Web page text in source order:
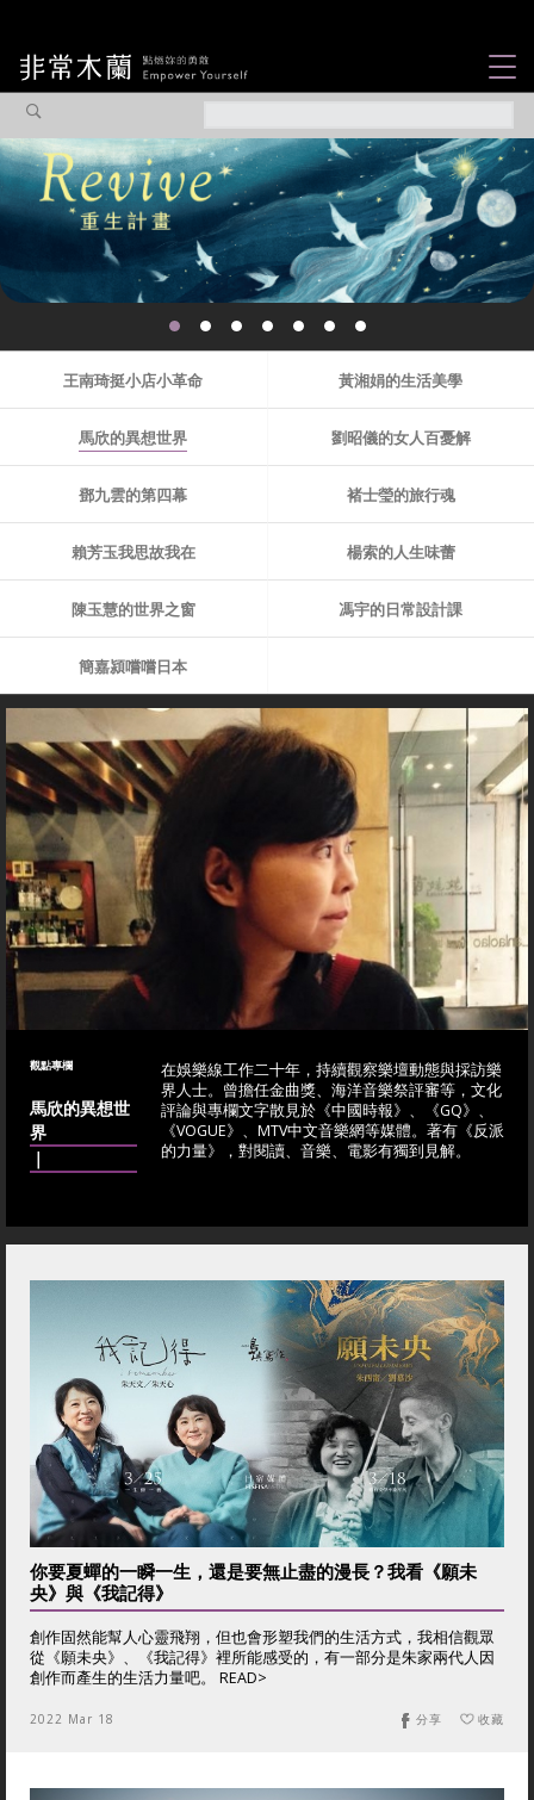
觀點專欄
焦點企劃
社會企業
認識我們
木蘭選片
王南琦挺小店小革命 黃湘娟的生活美學
馬欣的異想世界 劉昭儀的女人百憂解
鄧九雲的第四幕 褚士瑩的旅行魂
賴芳玉我思故我在 楊索的人生味蕾
陳玉慧的世界之窗 馮宇的日常設計課
簡嘉潁嚐嚐日本
觀點專欄
馬欣的異想世
界
｜
在娛樂線工作二十年，持續觀察樂壇動態與採訪樂
界人士。曾擔任金曲獎、海洋音樂祭評審等，文化
評論與專欄文字散見於《中國時報》、《GQ》、
《VOGUE》、MTV中文音樂網等媒體。著有《反派
的力量》，對閱讀、音樂、電影有獨到見解。
你要夏蟬的一瞬一生，還是要無止盡的漫長？我看《願未
央》與《我記得》
創作固然能幫人心靈飛翔，但也會形塑我們的生活方式，我相信觀眾
從《願未央》、《我記得》裡所能感受的，有一部分是朱家兩代人因
創作而產生的生活力量吧。 READ>
2022 Mar 18 收藏
分享